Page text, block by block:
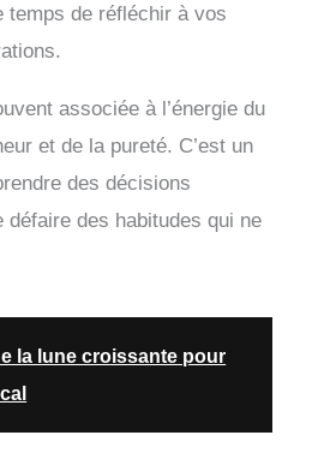
temps de réfléchir à vos
associée à l’énergie du
et de la pureté. C’est un
des décisions
défaire des habitudes qui ne
la lune croissante pour